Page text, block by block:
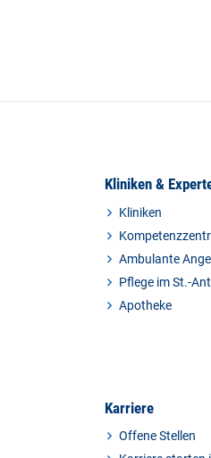
Kliniken &
Kliniken
Ambulante
Pflege im St.-
Apotheke
Karriere
Offene Stellen